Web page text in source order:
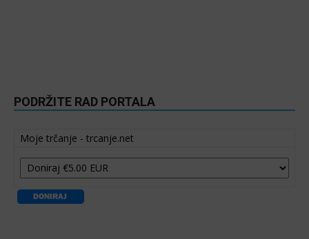
PODRŽITE RAD PORTALA
Moje trčanje - trcanje.net